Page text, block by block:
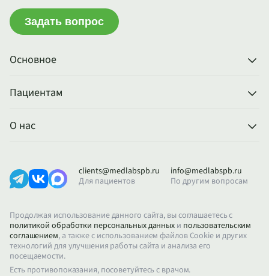
Основное
Пациентам
О нас
Задать вопрос
Продолжая использование данного сайта, вы соглашаетесь с
политикой обработки персональных данных и пользовательским
соглашением, а также с использованием файлов Cookie и других
технологий для улучшения работы сайта и анализа его
посещаемости.
Есть противопоказания, посоветуйтесь с врачом.
clients@medlabspb.ru
Для пациентов
info@medlabspb.ru
По другим вопросам